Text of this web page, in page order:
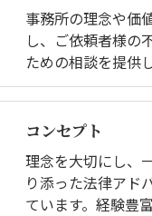
事務所の理念や価
し、ご依頼者様の
ための相談を提供
コンセプト
理念を大切にし、
り添った法律アド
ています。経験豊